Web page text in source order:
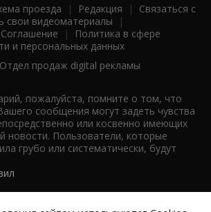
проезда | Редакция | Связаться с
свои видеоматериалы |
|
Политика в сфере
и персональных данных
Отдел продаж digital рекламы
пожалуйста, помните о том, что
сообщения могут задеть чувства
или косвенно имеющих
новости. Пользователи, которые
грубо или систематически, будут